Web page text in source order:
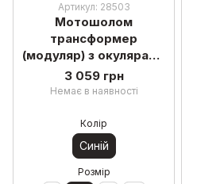
Артикул: 28503
Мотошолом
трансформер
(модуляр) з окулярами
"XS,S,M,L" (чорно-
синій) "VLand"
3 059 грн
Немає в наявності
Колір
Синій
Розмір